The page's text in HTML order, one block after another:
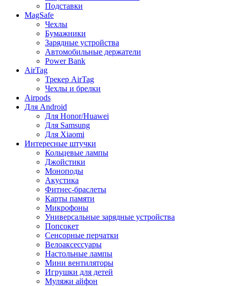
Подставки
MagSafe
Чехлы
Бумажники
Зарядные устройства
Автомобильные держатели
Power Bank
AirTag
Трекер AirTag
Чехлы и брелки
Airpods
Для Android
Для Honor/Huawei
Для Samsung
Для Xiaomi
Интересные штучки
Кольцевые лампы
Джойстики
Моноподы
Акустика
Фитнес-браслеты
Карты памяти
Микрофоны
Универсальные зарядные устройства
Попсокет
Сенсорные перчатки
Велоаксессуары
Настольные лампы
Мини вентиляторы
Игрушки для детей
Муляжи айфон